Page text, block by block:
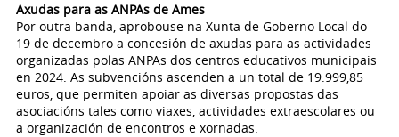
Axudas para as ANPAs de Ames
​Por outra banda, aprobouse na Xunta de Goberno Local do
19 de decembro a concesión de axudas para as actividades
organizadas polas ANPAs dos centros educativos municipais
en 2024. As subvencións ascenden a un total de 19.999,85
euros, que permiten apoiar as diversas propostas das
asociacións tales como viaxes, actividades extraescolares ou
a organización de encontros e xornadas.